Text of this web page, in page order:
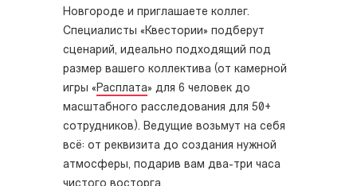
Новгороде и приглашаете коллег.
Специалисты «Квестории» подберут
сценарий, идеально подходящий под
размер вашего коллектива (от камерной
игры « Расплата» для 6 человек до
масштабного расследования для 50+
сотрудников). Ведущие возьмут на себя
всё: от реквизита до создания нужной
атмосферы, подарив вам два-три часа